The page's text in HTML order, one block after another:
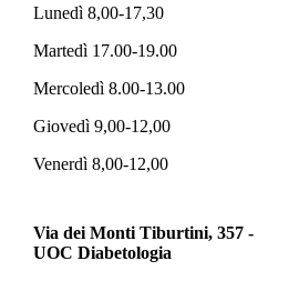
Lunedì 8,00-17,30
Martedì 17.00-19.00
Mercoledì 8.00-13.00
Giovedì 9,00-12,00
Venerdì 8,00-12,00
Via dei Monti Tiburtini, 357 -
UOC Diabetologia